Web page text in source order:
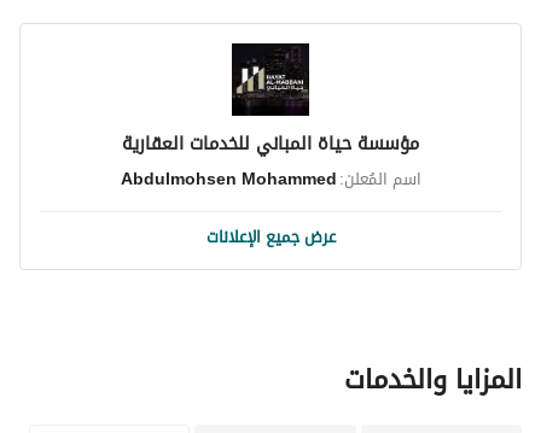
مؤسسة حياة المباني للخدمات العقارية
اسم المُعلن:Abdulmohsen Mohammed
عرض جميع الإعلانات
المزايا والخدمات